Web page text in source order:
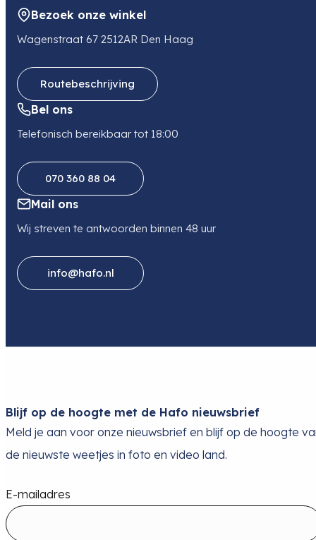
E-mail
sales@transcontinenta.nl
Bezoek onze winkel
Wagenstraat 67 2512AR Den Haag
Routebeschrijving
Bel ons
Telefonisch bereikbaar tot 18:00
070 360 88 04
Mail ons
Wij streven te antwoorden binnen 48 uur
info@hafo.nl
Blijf op de hoogte met de Hafo nieuwsbrief
Meld je aan voor onze nieuwsbrief en blijf op de hoogte
de nieuwste weetjes in foto en video land.
E-mailadres